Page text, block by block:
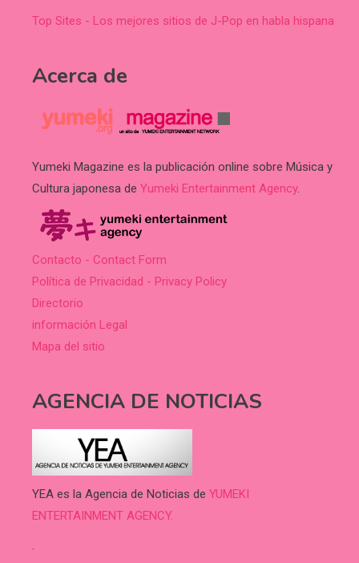
Top Sites - Los mejores sitios de J-Pop en habla hispana
Acerca de
Yumeki Magazine es la publicación online sobre Música y
Cultura japonesa de Yumeki Entertainment Agency.
Contacto - Contact Form
Política de Privacidad - Privacy Policy
Directorio
información Legal
Mapa del sitio
AGENCIA DE NOTICIAS
YEA es la Agencia de Noticias de YUMEKI
ENTERTAINMENT AGENCY.